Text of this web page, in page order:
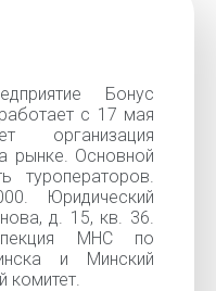
Бонус
с 17 мая
рынке. Основной
туроператоров.
Юридический
д. 15, кв. 36.
МНС по
и Минский
комитет.